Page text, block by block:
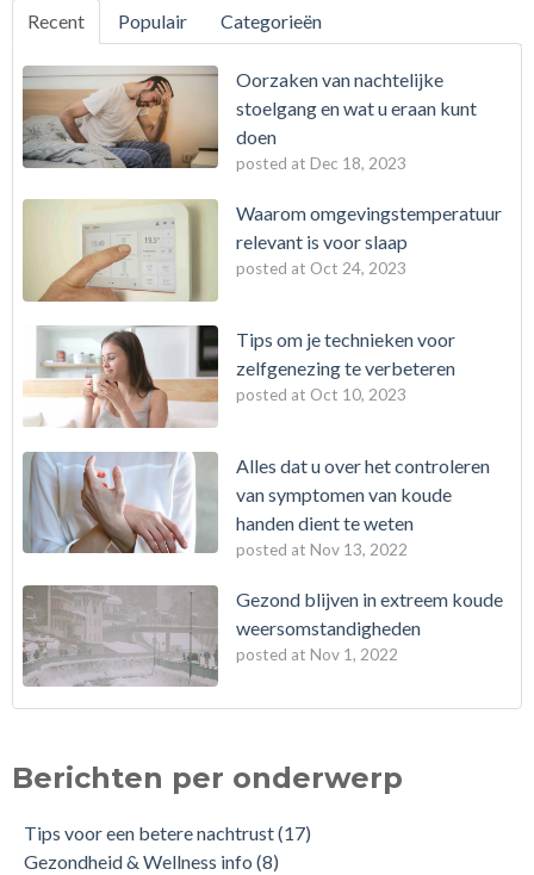
Recent Populair Categorieën
Oorzaken van nachtelijke
stoelgang en wat u eraan kunt
doen
posted at Dec 18, 2023
Waarom omgevingstemperatuur
relevant is voor slaap
posted at Oct 24, 2023
Tips om je technieken voor
zelfgenezing te verbeteren
posted at Oct 10, 2023
Alles dat u over het controleren
van symptomen van koude
handen dient te weten
posted at Nov 13, 2022
Gezond blijven in extreem koude
weersomstandigheden
posted at Nov 1, 2022
Berichten per onderwerp
Tips voor een betere nachtrust(17)
Gezondheid & Wellness info (8)